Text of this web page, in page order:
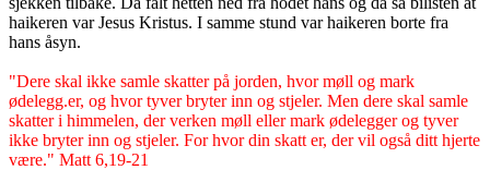
haikeren var Jesus Kristus. I samme stund var haikeren borte fra
hans åsyn.
"Dere skal ikke samle skatter på jorden, hvor møll og mark
ødelegg.er, og hvor tyver bryter inn og stjeler. Men dere skal samle
skatter i himmelen, der verken møll eller mark ødelegger og tyver
ikke bryter inn og stjeler. For hvor din skatt er, der vil også ditt hjerte
være." Matt 6,19-21